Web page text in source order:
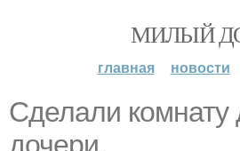
МИЛЫЙ
главная новости
Сделали